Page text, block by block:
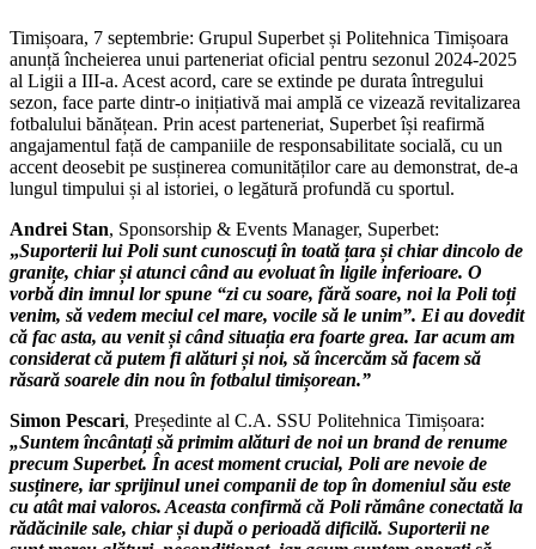
Timișoara, 7 septembrie: Grupul Superbet și Politehnica Timișoara
anunță încheierea unui parteneriat oficial pentru sezonul 2024-2025
al Ligii a III-a. Acest acord, care se extinde pe durata întregului
sezon, face parte dintr-o inițiativă mai amplă ce vizează revitalizarea
fotbalului bănățean. Prin acest parteneriat, Superbet își reafirmă
angajamentul față de campaniile de responsabilitate socială, cu un
accent deosebit pe susținerea comunităților care au demonstrat, de-a
lungul timpului și al istoriei, o legătură profundă cu sportul.
Andrei Stan, Sponsorship & Events Manager, Superbet:
„Suporterii lui Poli sunt cunoscuți în toată țara și chiar dincolo de
granițe, chiar și atunci când au evoluat în ligile inferioare. O
vorbă din imnul lor spune “zi cu soare, fără soare, noi la Poli toți
venim, să vedem meciul cel mare, vocile să le unim”. Ei au dovedit
că fac asta, au venit și când situația era foarte grea. Iar acum am
considerat că putem fi alături și noi, să încercăm să facem să
răsară soarele din nou în fotbalul timișorean.”
Simon Pescari, Președinte al C.A. SSU Politehnica Timișoara:
„Suntem încântați să primim alături de noi un brand de renume
precum Superbet. În acest moment crucial, Poli are nevoie de
susținere, iar sprijinul unei companii de top în domeniul său este
cu atât mai valoros. Aceasta confirmă că Poli rămâne conectată la
rădăcinile sale, chiar și după o perioadă dificilă. Suporterii ne